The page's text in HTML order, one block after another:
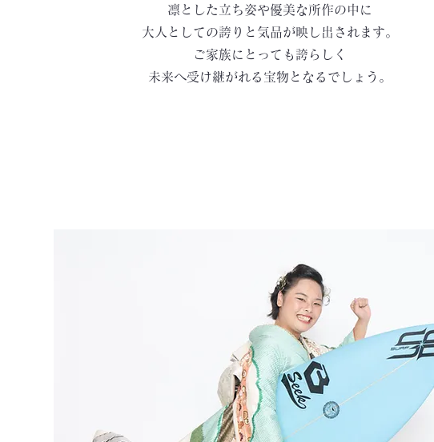
凛とした立ち姿や優美な所作の中に
大人としての誇りと気品が映し出されます。
ご家族にとっても誇らしく
未来へ受け継がれる宝物となるでしょう。